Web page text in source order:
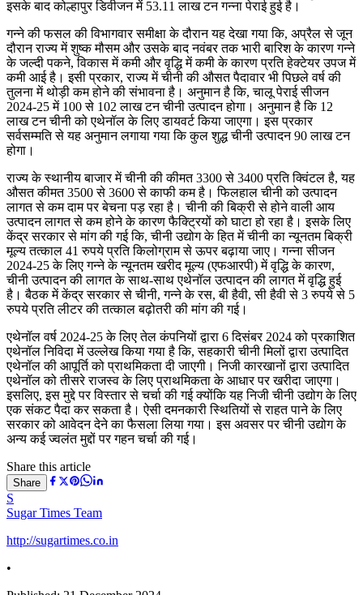
इसके बाद कोल्हापुर डिवीजन में 53.11 लाख टन गन्ना पेराई हुई है।
गन्ने की फसल की विभागवार समीक्षा के दौरान यह देखा गया कि, अप्रैल से जून
दौरान राज्य में शुष्क मौसम और उसके बाद नवंबर तक भारी बारिश के कारण गन्ने
के जल्दी पकने, विकास में कमी और वृद्धि में कमी के कारण प्रति हेक्टेयर उपज में
कमी आई है। इसी प्रकार, राज्य में चीनी की औसत पैदावार भी पिछले वर्ष की
तुलना में थोड़ी कम होने की संभावना है। अनुमान है कि, चालू पेराई सीजन
2024-25 में 100 से 102 लाख टन चीनी उत्पादन होगा। अनुमान है कि 12
लाख टन चीनी को एथेनॉल के लिए डायवर्ट किया जाएगा। इस प्रकार
सर्वसम्मति से यह अनुमान लगाया गया कि कुल शुद्ध चीनी उत्पादन 90 लाख टन
होगा।
राज्य के स्थानीय बाजार में चीनी की कीमत 3300 से 3400 प्रति क्विंटल है, यह
औसत कीमत 3500 से 3600 से काफी कम है। फिलहाल चीनी को उत्पादन
लागत से कम दाम पर बेचना पड़ रहा है। चीनी की बिक्री से होने वाली आय
उत्पादन लागत से कम होने के कारण फैक्ट्रियों को घाटा हो रहा है। इसके लिए
केंद्र सरकार से मांग की गई कि, चीनी उद्योग के हित में चीनी का न्यूनतम बिक्री
मूल्य तत्काल 41 रुपये प्रति किलोग्राम से ऊपर बढ़ाया जाए। गन्ना सीजन
2024-25 के लिए गन्ने के न्यूनतम खरीद मूल्य (एफआरपी) में वृद्धि के कारण,
चीनी उत्पादन की लागत के साथ-साथ एथेनॉल उत्पादन की लागत में वृद्धि हुई
है। बैठक में केंद्र सरकार से चीनी, गन्ने के रस, बी हैवी, सी हैवी से 3 रुपये से 5
रुपये प्रति लीटर की तत्काल बढ़ोतरी की मांग की गई।
एथेनॉल वर्ष 2024-25 के लिए तेल कंपनियों द्वारा 6 दिसंबर 2024 को प्रकाशित
एथेनॉल निविदा में उल्लेख किया गया है कि, सहकारी चीनी मिलों द्वारा उत्पादित
एथेनॉल की आपूर्ति को प्राथमिकता दी जाएगी। निजी कारखानों द्वारा उत्पादित
एथेनॉल को तीसरे राजस्व के लिए प्राथमिकता के आधार पर खरीदा जाएगा।
इसलिए, इस मुद्दे पर विस्तार से चर्चा की गई क्योंकि यह निजी चीनी उद्योग के लिए
एक संकट पैदा कर सकता है। ऐसी दमनकारी स्थितियों से राहत पाने के लिए
सरकार को आवेदन देने का फैसला लिया गया। इस अवसर पर चीनी उद्योग के
अन्य कई ज्वलंत मुद्दों पर गहन चर्चा की गई।
Share this article
Share
S
Sugar Times Team
http://sugartimes.co.in
•